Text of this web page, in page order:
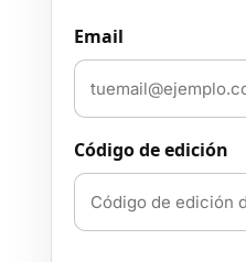
Email
Código de edición